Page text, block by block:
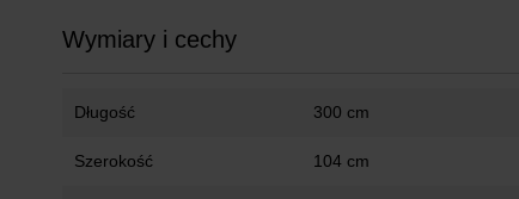
Wymiary i cechy
Długość 300 cm
Szerokość 104 cm